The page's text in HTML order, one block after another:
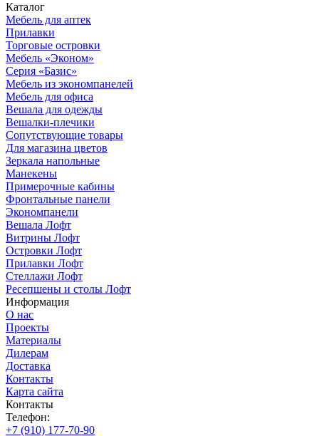
Каталог
Мебель для аптек
Прилавки
Торговые островки
Мебель «Эконом»
Серия «Базис»
Мебель из экономпанелей
Мебель для офиса
Вешала для одежды
Вешалки-плечики
Сопутствующие товары
Для магазина цветов
Зеркала напольные
Манекены
Примерочные кабины
Фронтальные панели
Экономпанели
Вешала Лофт
Витрины Лофт
Островки Лофт
Прилавки Лофт
Стеллажи Лофт
Ресепшены и столы Лофт
Информация
О нас
Проекты
Материалы
Дилерам
Доставка
Контакты
Карта сайта
Контакты
Телефон:
+7 (910) 177-70-90